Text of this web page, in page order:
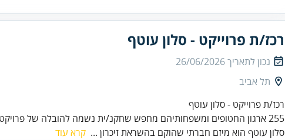
רכז/ת פרוייקט - סלון עוטף
נכון לתאריך26/06/2026
תל אביב
רכז/ת פרוייקט - סלון עוטף
255 ארגון החטופים ומשפחותיהם מחפש שחקנ/ית נשמה להובלה של פרויקט "סלון עוטף".
סלון עוטף הוא מיזם חברתי שהוקם בהשראת זיכרון ... קרא עוד